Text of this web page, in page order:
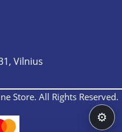
Vilnius
Store. All Rights Reserved.
⚙